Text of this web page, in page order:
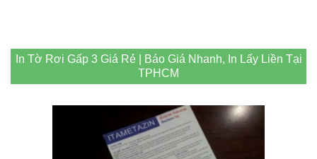
In Tờ Rơi Gấp 3 Giá Rẻ | Báo Giá Nhanh, In Lấy Liền Tại
TPHCM